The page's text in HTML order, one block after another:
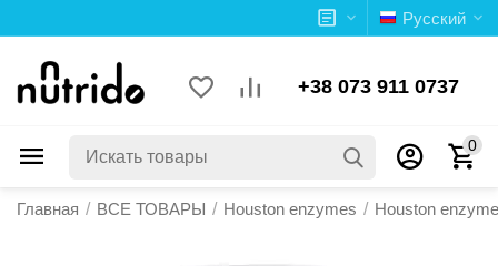
Русский
+38 073 911 0737
0
Главная / ВСЕ ТОВАРЫ / Houston enzymes / Houston